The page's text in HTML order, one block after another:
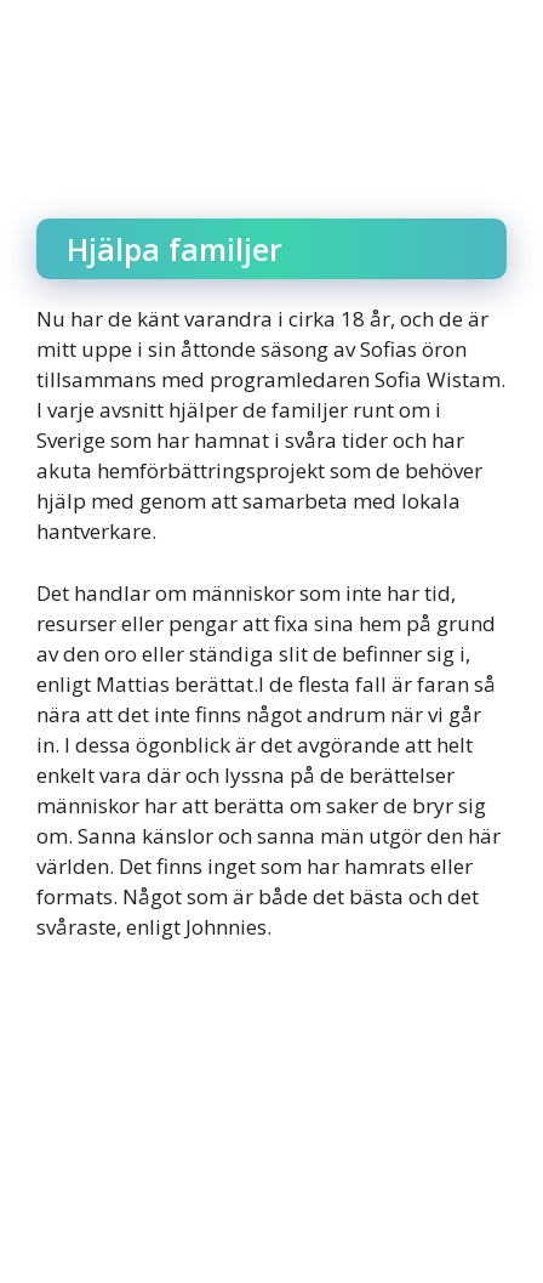
Hjälpa familjer
Nu har de känt varandra i cirka 18 år, och de är
mitt uppe i sin åttonde säsong av Sofias öron
tillsammans med programledaren Sofia Wistam.
I varje avsnitt hjälper de familjer runt om i
Sverige som har hamnat i svåra tider och har
akuta hemförbättringsprojekt som de behöver
hjälp med genom att samarbeta med lokala
hantverkare.
Det handlar om människor som inte har tid,
resurser eller pengar att fixa sina hem på grund
av den oro eller ständiga slit de befinner sig i,
enligt Mattias berättat.I de flesta fall är faran så
nära att det inte finns något andrum när vi går
in. I dessa ögonblick är det avgörande att helt
enkelt vara där och lyssna på de berättelser
människor har att berätta om saker de bryr sig
om. Sanna känslor och sanna män utgör den här
världen. Det finns inget som har hamrats eller
formats. Något som är både det bästa och det
svåraste, enligt Johnnies.